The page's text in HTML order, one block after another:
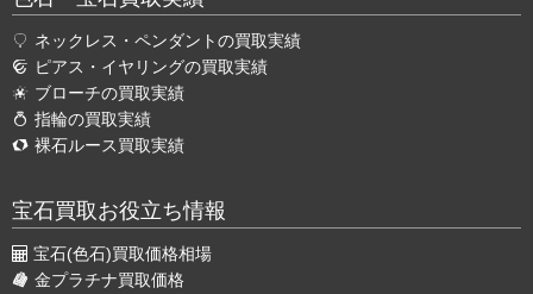
ネックレス・ペンダントの買取実績
ピアス・イヤリングの買取実績
ブローチの買取実績
指輪の買取実績
裸石ルース買取実績
宝石買取お役立ち情報
宝石(色石)買取価格相場
金プラチナ買取価格